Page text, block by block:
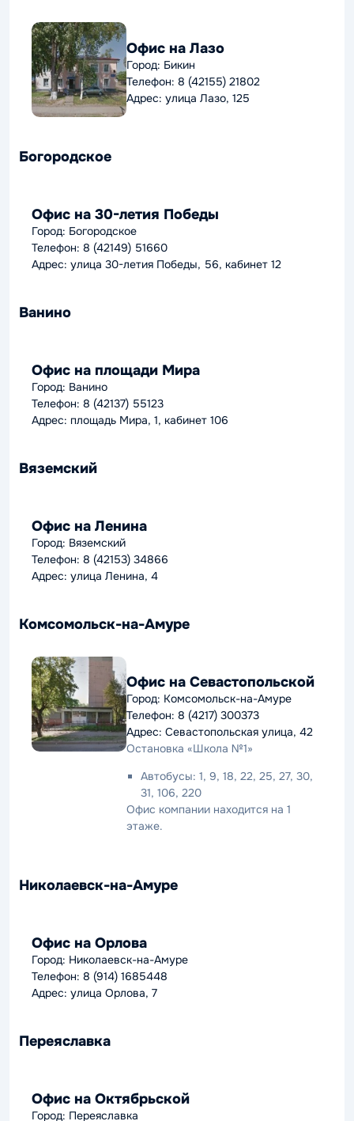
Офис на Лазо
Город: Бикин
Телефон: 8 (42155) 21802
Адрес: улица Лазо, 125
Богородское
Офис на 30-летия Победы
Город: Богородское
Телефон: 8 (42149) 51660
Адрес: улица 30-летия Победы, 56, кабинет 12
Ванино
Офис на площади Мира
Город: Ванино
Телефон: 8 (42137) 55123
Адрес: площадь Мира, 1, кабинет 106
Вяземский
Офис на Ленина
Город: Вяземский
Телефон: 8 (42153) 34866
Адрес: улица Ленина, 4
Комсомольск-на-Амуре
Офис на Севастопольской
Город: Комсомольск-на-Амуре
Телефон: 8 (4217) 300373
Адрес: Севастопольская улица, 42
Остановка «Школа №1»
Автобусы: 1, 9, 18, 22, 25, 27, 30,
31, 106, 220
Офис компании находится на 1
этаже.
Николаевск-на-Амуре
Офис на Орлова
Город: Николаевск-на-Амуре
Телефон: 8 (914) 1685448
Адрес: улица Орлова, 7
Переяславка
Офис на Октябрьской
Город: Переяславка